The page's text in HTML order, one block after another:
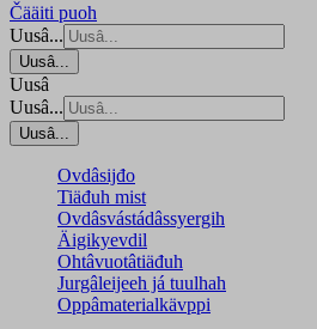
Čääiti puoh
Uusâ...
Uusâ...
Uusâ
Uusâ...
Uusâ...
Ovdâsijđo
Tiäđuh mist
Ovdâsvástádâssyergih
Äigikyevdil
Ohtâvuotâtiäđuh
Jurgâleijeeh já tuulhah
Oppâmaterialkävppi